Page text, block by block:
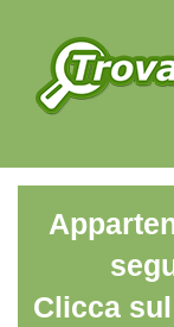
Clicca